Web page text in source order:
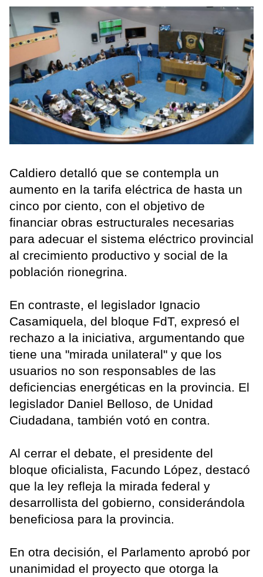
Caldiero detalló que se contempla un
aumento en la tarifa eléctrica de hasta un
cinco por ciento, con el objetivo de
financiar obras estructurales necesarias
para adecuar el sistema eléctrico provincial
al crecimiento productivo y social de la
población rionegrina.
En contraste, el legislador Ignacio
Casamiquela, del bloque FdT, expresó el
rechazo a la iniciativa, argumentando que
tiene una "mirada unilateral" y que los
usuarios no son responsables de las
deficiencias energéticas en la provincia. El
legislador Daniel Belloso, de Unidad
Ciudadana, también votó en contra.
Al cerrar el debate, el presidente del
bloque oficialista, Facundo López, destacó
que la ley refleja la mirada federal y
desarrollista del gobierno, considerándola
beneficiosa para la provincia.
En otra decisión, el Parlamento aprobó por
unanimidad el proyecto que otorga la